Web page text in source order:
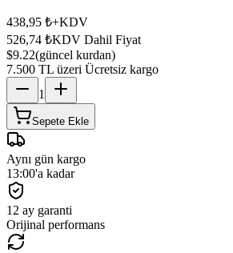
438,95 ₺+KDV
526,74 ₺KDV Dahil Fiyat
$9.22(güncel kurdan)
7.500 TL üzeri Ücretsiz kargo
1
Sepete Ekle
Aynı gün kargo
13:00'a kadar
12 ay garanti
Orijinal performans